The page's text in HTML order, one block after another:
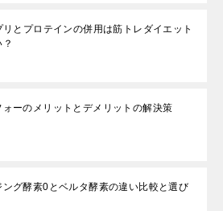
リとプロテインの併用は筋トレダイエット
ォーのメリットとデメリットの解決策
ング酵素0とベルタ酵素の違い比較と選び